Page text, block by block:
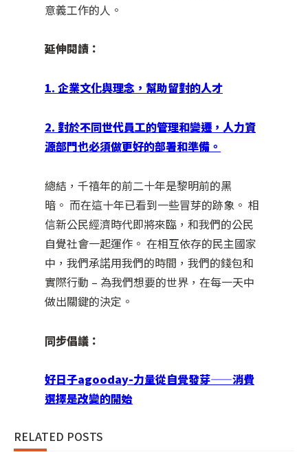
意義工作的人。
延伸閱讀：
1. 企業文化與理念，幫助留對的人才
2. 對於不同世代員工的管理和變遷，人力資
源部門也必須做更好的部署和準備。
總結，千禧年的前二十年是黎明前的黑
暗。 而在這十年已看到一些冒芽的跡象。 相
信新公民經濟時代即將來臨，和我們的公民
自覺社會一起運作。 在相互依存的民主國家
中，我們承諾用我們的時間，我們的錢包和
實際行動 – 為我們想要的世界，在每一天中
做出關鍵的決定。
同步倡議：
好日子agooday-力量從自覺發芽——消費
選擇是改變的開始
RELATED POSTS